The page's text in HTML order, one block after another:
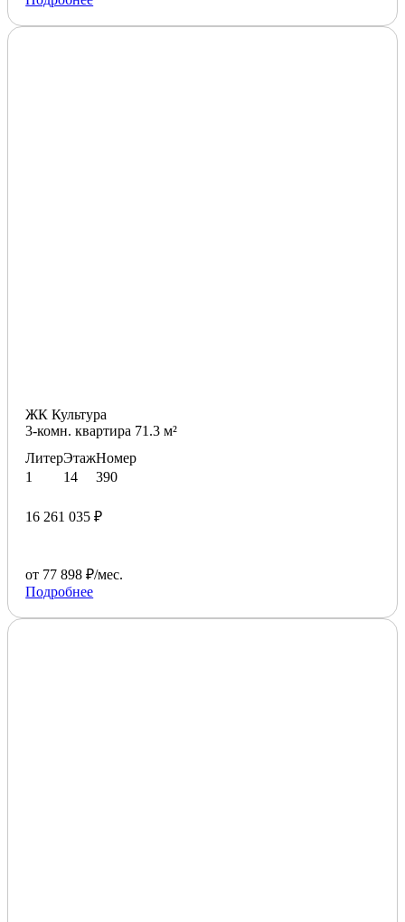
ЖК Культура
3-комн. квартира 71.3 м²
Литер
1
Этаж
14
Номер
390
16 261 035 ₽
от 77 898 ₽/мес.
Подробнее